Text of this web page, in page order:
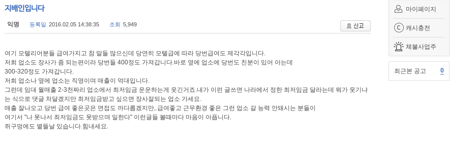
마이페이지
캐시충전
체불사업주
최근본 공고 0
지배인입니다
익명 등록일 2016.02.05 14:38:35 조회 5,949
여기 모텔리어분들 급여가지고 참 말들 많으신데 당연히 모텔급에 따라 당번급여도 제각각입니다.
저희 업소도 장사가 좀 되는편이라 당번들 400정도 가져갑니다.바로 옆에 업소에 당번도 친분이 있어 아는데
300-320정도 가져갑니다.
저희 업소나 옆에 업소는 직영이며 매출이 억대입니다.
그런데 임대 월매출 2-3천짜리 업소에서 최저임금 운운하는게 웃긴거죠.내가 이런 글쓰면 나라에서 정한 최저임금 달라는데 뭐가 웃기냐
는 식으로 댓글 처달겠지만 최저임금받고 싶으면 장사잘되는 업소 가세요.
매출 잘나오고 당번 급여 좋은곳은 면접도 까다롭겠지만,.급여좋고 근무환경 좋은 그런 업소 갈 능력 안돼시는 분들이
여기서 "나 못나서 최저임금도 못받으며 일한다" 이런글들 볼때마다 마음이 아픕니다.
쥐구멍에도 볕뜰날 있습니다.힘내세요.